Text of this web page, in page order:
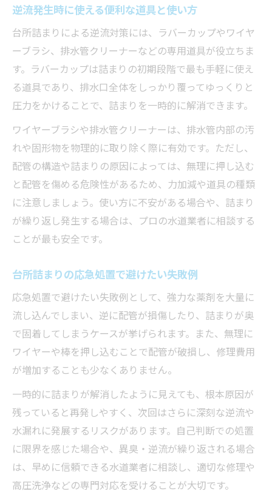
逆流発生時に使える便利な道具と使い方
台所詰まりによる逆流対策には、ラバーカップやワイヤ
ーブラシ、排水管クリーナーなどの専用道具が役立ちま
す。ラバーカップは詰まりの初期段階で最も手軽に使え
る道具であり、排水口全体をしっかり覆ってゆっくりと
圧力をかけることで、詰まりを一時的に解消できます。
ワイヤーブラシや排水管クリーナーは、排水管内部の汚
れや固形物を物理的に取り除く際に有効です。ただし、
配管の構造や詰まりの原因によっては、無理に押し込む
と配管を傷める危険性があるため、力加減や道具の種類
に注意しましょう。使い方に不安がある場合や、詰まり
が繰り返し発生する場合は、プロの水道業者に相談する
ことが最も安全です。
台所詰まりの応急処置で避けたい失敗例
応急処置で避けたい失敗例として、強力な薬剤を大量に
流し込んでしまい、逆に配管が損傷したり、詰まりが奥
で固着してしまうケースが挙げられます。また、無理に
ワイヤーや棒を押し込むことで配管が破損し、修理費用
が増加することも少なくありません。
一時的に詰まりが解消したように見えても、根本原因が
残っていると再発しやすく、次回はさらに深刻な逆流や
水漏れに発展するリスクがあります。自己判断での処置
に限界を感じた場合や、異臭・逆流が繰り返される場合
は、早めに信頼できる水道業者に相談し、適切な修理や
高圧洗浄などの専門対応を受けることが大切です。